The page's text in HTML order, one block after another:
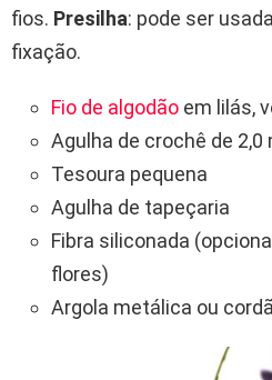
fios. Presilha: pode ser
fixação.
Fio de algodão em lilás,
Agulha de crochê de 2,0
Tesoura pequena
Agulha de tapeçaria
Fibra siliconada
flores)
Argola metálica ou